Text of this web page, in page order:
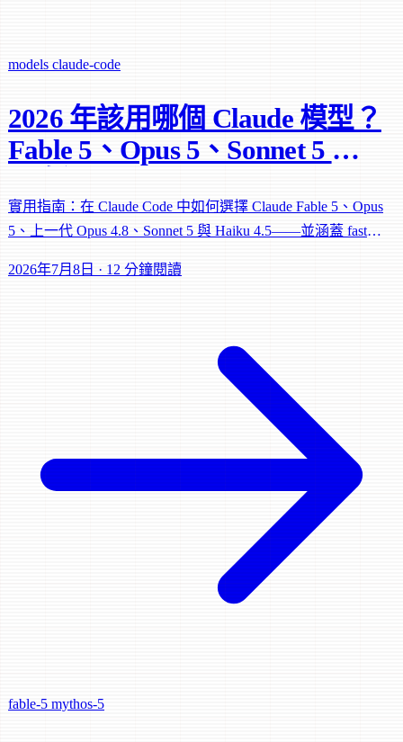
models claude-code
2026 年該用哪個 Claude 模型？
Fable 5、Opus 5、Sonnet 5 與
實用指南：在 Claude Code 中如何選擇 Claude Fable 5、Opus
5、上一代 Opus 4.8、Sonnet 5 與 Haiku 4.5——並涵蓋 fast
2026年7月8日 · 12 分鐘閱讀
fable-5 mythos-5